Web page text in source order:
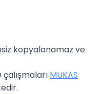
kopyalanamaz ve
çalışmaları MUKAS